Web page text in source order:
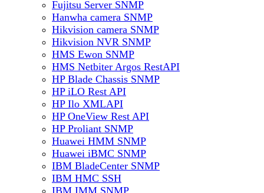
Fujitsu Server SNMP
Hanwha camera SNMP
Hikvision camera SNMP
Hikvision NVR SNMP
HMS Ewon SNMP
HMS Netbiter Argos RestAPI
HP Blade Chassis SNMP
HP iLO Rest API
HP Ilo XMLAPI
HP OneView Rest API
HP Proliant SNMP
Huawei HMM SNMP
Huawei iBMC SNMP
IBM BladeCenter SNMP
IBM HMC SSH
IBM IMM SNMP